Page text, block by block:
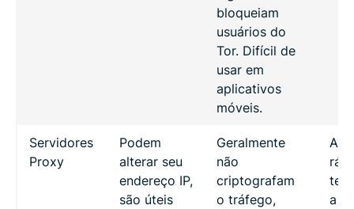
bloqueiam
usuários do
Tor. Difícil de
usar em
aplicativos
móveis.
Servidores
Proxy
Podem
alterar seu
endereço IP,
são úteis
Geralmente
não
criptografam
o tráfego,
a